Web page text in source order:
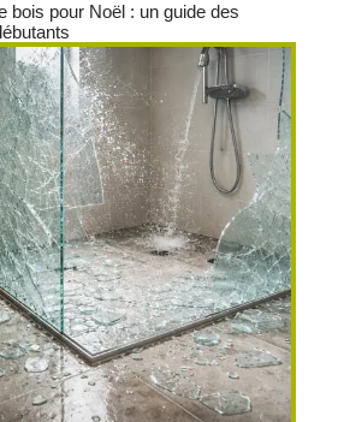
bois pour Noël : un guide des